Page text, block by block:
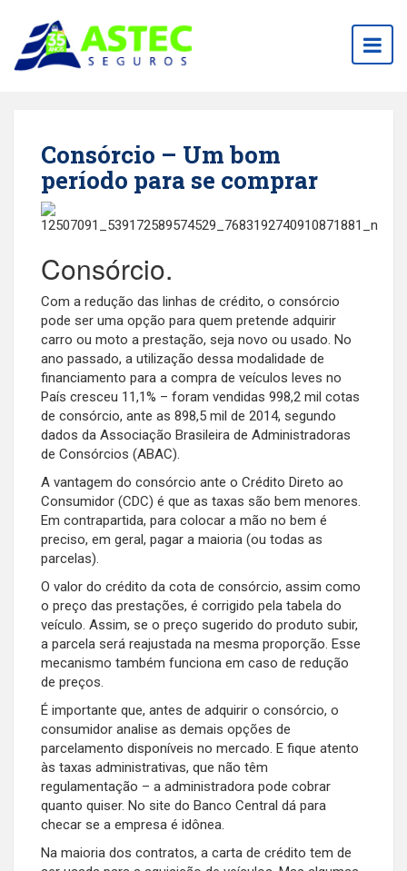
Consórcio – Um bom
período para se comprar
Consórcio.
Com a redução das linhas de crédito, o consórcio
pode ser uma opção para quem pretende adquirir
carro ou moto a prestação, seja novo ou usado. No
ano passado, a utilização dessa modalidade de
financiamento para a compra de veículos leves no
País cresceu 11,1% – foram vendidas 998,2 mil cotas
de consórcio, ante as 898,5 mil de 2014, segundo
dados da Associação Brasileira de Administradoras
de Consórcios (ABAC).
A vantagem do consórcio ante o Crédito Direto ao
Consumidor (CDC) é que as taxas são bem menores.
Em contrapartida, para colocar a mão no bem é
preciso, em geral, pagar a maioria (ou todas as
parcelas).
O valor do crédito da cota de consórcio, assim como
o preço das prestações, é corrigido pela tabela do
veículo. Assim, se o preço sugerido do produto subir,
a parcela será reajustada na mesma proporção. Esse
mecanismo também funciona em caso de redução
de preços.
É importante que, antes de adquirir o consórcio, o
consumidor analise as demais opções de
parcelamento disponíveis no mercado. E fique atento
às taxas administrativas, que não têm
regulamentação – a administradora pode cobrar
quanto quiser. No site do Banco Central dá para
checar se a empresa é idônea.
Na maioria dos contratos, a carta de crédito tem de